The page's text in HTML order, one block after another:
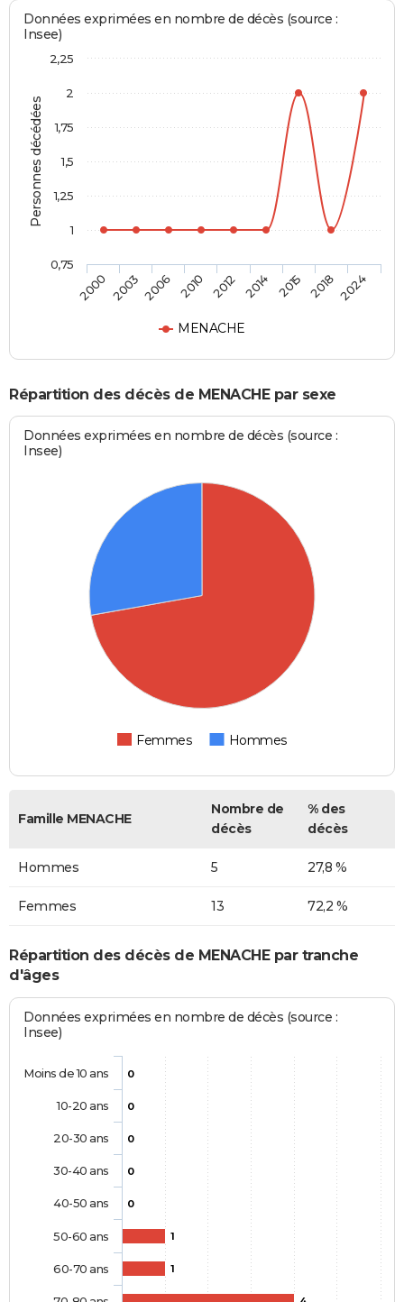
Personnes décédées
Données exprimées en nombre de décès (source :
Insee)
MENACHE
2000 20032006 2010 2012 2014 2015 2018 2024
0,75
1
1,25
1,5
1,75
2
2,25
Répartition des décès de MENACHE par sexe
Données exprimées en nombre de décès (source :
Insee)
Femmes Hommes
Famille MENACHE
Nombre de
décès
% des
décès
Hommes 5 27,8 %
Femmes 13 72,2 %
Répartition des décès de MENACHE par tranche
d'âges
Données exprimées en nombre de décès (source :
Insee)
0
0
0
0
0
1
1
Moins de 10 ans
10-20 ans
20-30 ans
30-40 ans
40-50 ans
50-60 ans
60-70 ans